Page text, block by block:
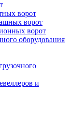
ворот
ворот
ворот
оборудования
и